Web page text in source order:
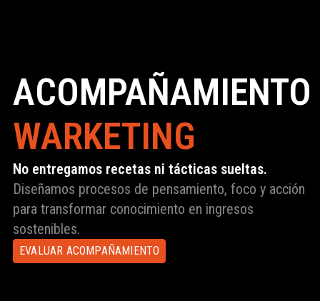
ACOMPAÑAMIENTO
WARKETING
No entregamos recetas ni tácticas sueltas.
Diseñamos procesos de pensamiento, foco y acción
para transformar conocimiento en ingresos
sostenibles.
EVALUAR ACOMPAÑAMIENTO